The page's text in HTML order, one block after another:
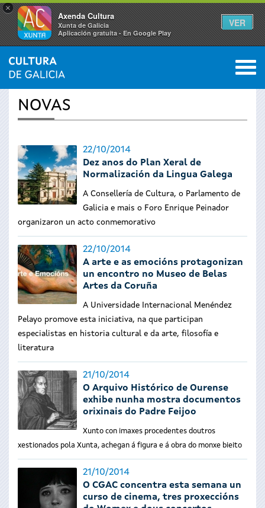
×
Axenda Cultura
Xunta de Galicia
Aplicación gratuíta - En Google Play
VER
Vostede
está
aquí
INICIO › ACTUALIDADE 0
NOVAS
22/10/2014
Dez anos do Plan Xeral de
Normalización da Lingua Galega
A Consellería de Cultura, o Parlamento de
Galicia e mais o Foro Enrique Peinador
organizaron un acto conmemorativo
22/10/2014
A arte e as emocións protagonizan
un encontro no Museo de Belas
Artes da Coruña
A Universidade Internacional Menéndez
Pelayo promove esta iniciativa, na que participan
especialistas en historia cultural e da arte, filosofía e
literatura
21/10/2014
O Arquivo Histórico de Ourense
exhibe nunha mostra documentos
orixinais do Padre Feijoo
Xunto con imaxes procedentes doutros
xestionados pola Xunta, achegan á figura e á obra do monxe bieito
21/10/2014
O CGAC concentra esta semana un
curso de cinema, tres proxeccións